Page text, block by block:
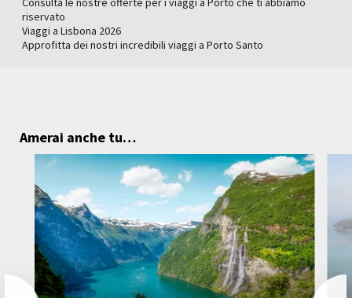
riservato
Viaggi a Lisbona 2026
Approfitta dei nostri incredibili viaggi a Porto Santo
Amerai anche tu…